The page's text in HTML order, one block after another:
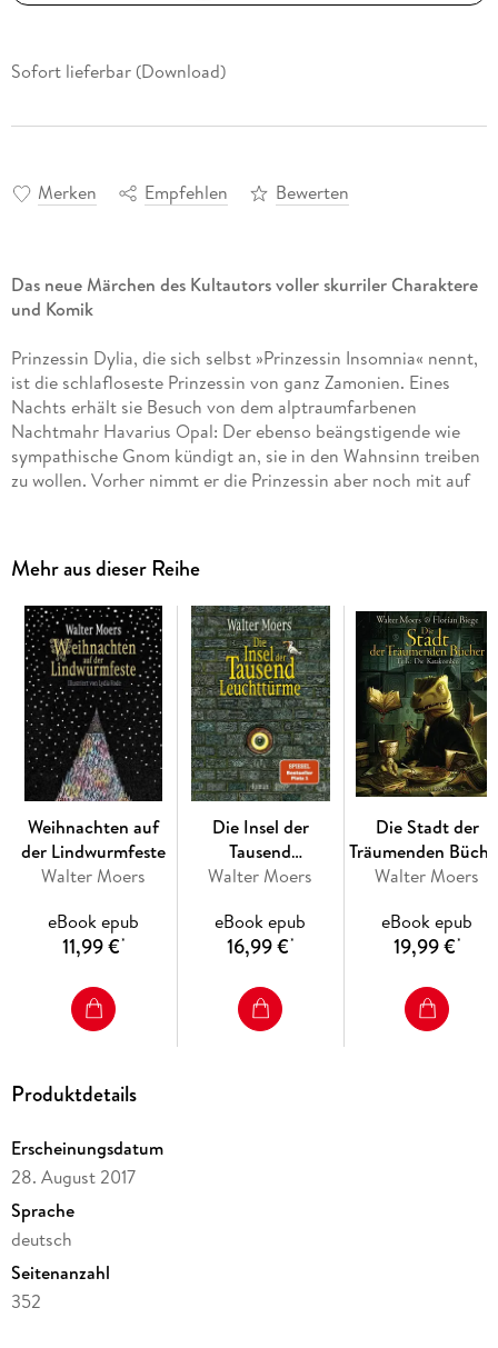
Sofort lieferbar (Download)
Merken Empfehlen Bewerten
Das neue Märchen des Kultautors voller skurriler Charaktere
und Komik
Prinzessin Dylia, die sich selbst »Prinzessin Insomnia« nennt,
ist die schlafloseste Prinzessin von ganz Zamonien. Eines
Nachts erhält sie Besuch von dem alptraumfarbenen
Nachtmahr Havarius Opal: Der ebenso beängstigende wie
sympathische Gnom kündigt an, sie in den Wahnsinn treiben
zu wollen. Vorher nimmt er die Prinzessin aber noch mit auf
der Nacht gelangen . . .
Folgende weitere Zamonienromane sind bislang erschienen:
Die 13 1/2 Leben des Käpt' n Blaubär
Ensel und Krete
Rumo & die Wunder im Dunkeln
Die Stadt der Träumenden Bücher
Der Schrecksenmeister
Das Labyrinth der Träumenden Bücher
Der Bücherdrache
Zwanzig zamonische Flabeln
Mehr aus dieser Reihe
Weihnachten auf
der Lindwurmfeste
Walter Moers
eBook epub
11,99 €*
Die Insel der
Tausend
Leuchttürme
Walter Moers
eBook epub
16,99 €*
Die Stadt der
Träumenden
(Comic)
Walter Moers
eBook epub
19,99 €*
Produktdetails
Erscheinungsdatum
28. August 2017
Sprache
deutsch
Seitenanzahl
352